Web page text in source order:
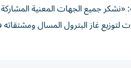
«نشكر جميع الجهات المعنية
غاز البترول المسال ومشتقاته